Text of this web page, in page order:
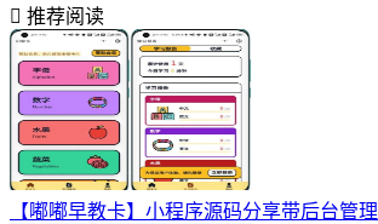
推荐阅读
【嘟嘟早教卡】小程序源码分享带后台管理